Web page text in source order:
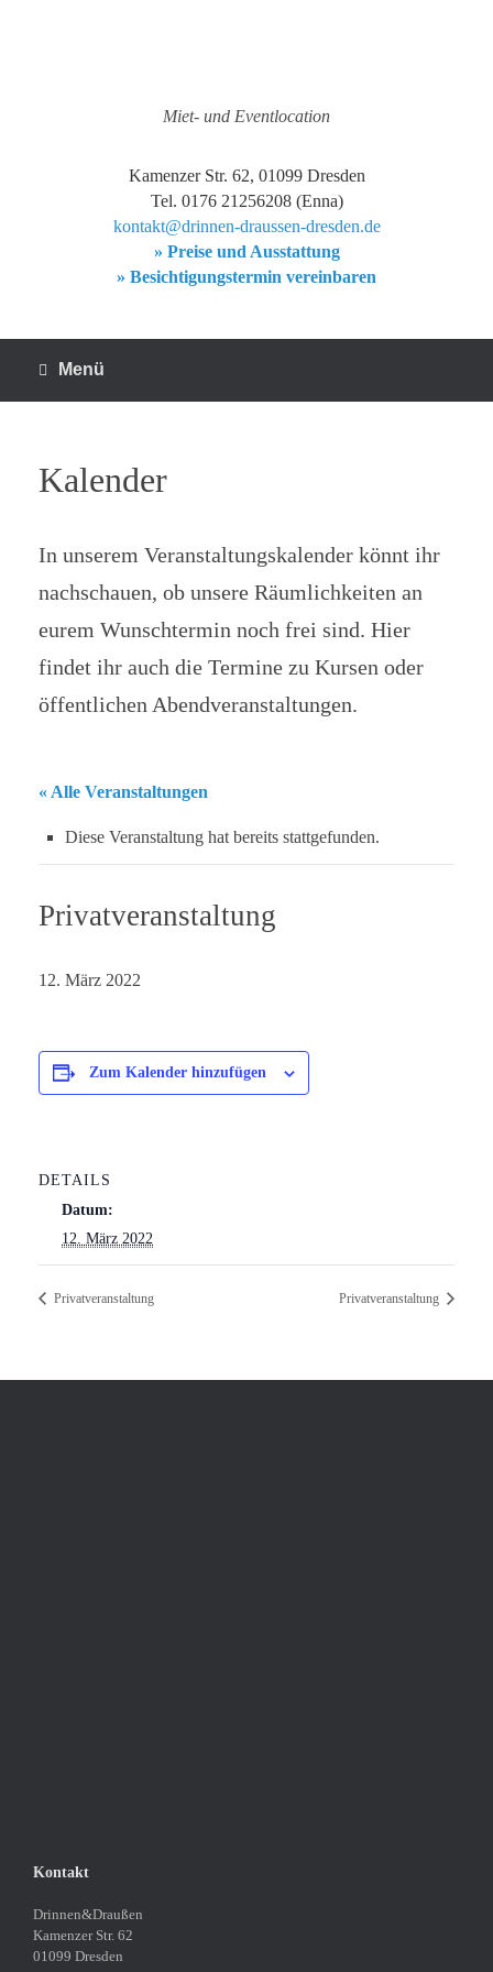
Miet- und Eventlocation
Kamenzer Str. 62, 01099 Dresden
Tel. 0176 21256208 (Enna)
kontakt@drinnen-draussen-dresden.de
» Preise und Ausstattung
» Besichtigungstermin vereinbaren
Menü
Kalender
In unserem Veranstaltungskalender könnt ihr
nachschauen, ob unsere Räumlichkeiten an
eurem Wunschtermin noch frei sind. Hier
findet ihr auch die Termine zu Kursen oder
öffentlichen Abendveranstaltungen.
« Alle Veranstaltungen
Diese Veranstaltung hat bereits stattgefunden.
Privatveranstaltung
12. März 2022
Zum Kalender hinzufügen
DETAILS
Datum:
12. März 2022
Privatveranstaltung Privatveranstaltung
Kontakt
Drinnen&Draußen
Kamenzer Str. 62
01099 Dresden